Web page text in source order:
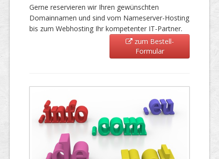
Gerne reservieren wir Ihren gewünschten
Domainnamen und sind vom Nameserver-Hosting
bis zum Webhosting Ihr kompetenter IT-Partner.
zum Bestell-
Formular